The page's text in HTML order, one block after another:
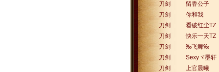
刀剑
留香公子
刀剑
你和我
刀剑
看破红尘TZ
刀剑
快乐一天TZ
刀剑
‰飞舞‰
刀剑
Sexyヾ墨轩
刀剑
上官晨曦